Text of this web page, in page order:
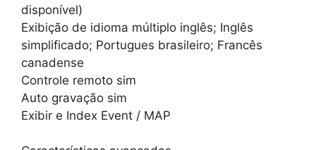
disponível)
Exibição de idioma múltiplo inglês; Inglês
simplificado; Portugues brasileiro; Francês
canadense
Controle remoto sim
Auto gravação sim
Exibir e Index Event / MAP